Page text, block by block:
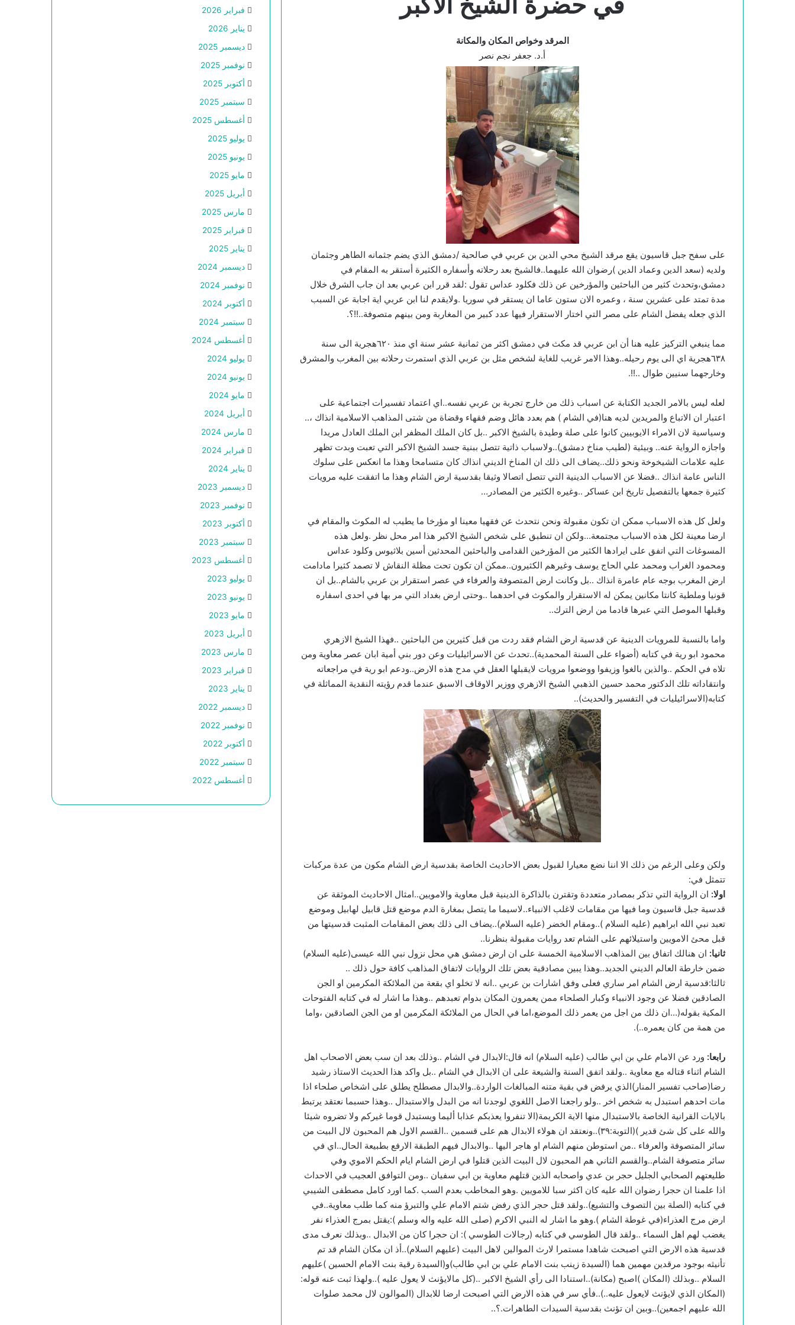
المرقد وخواص المكان والمكانة
أ.د. جعفر نجم نصر
على سفح جبل قاسيون يقع مرقد الشيخ محي الدين بن عربي في صالحية /دمشق الذي يضم جثمانه الطاهر وجثمان
ولديه (سعد الدين وعماد الدين )رضوان الله عليهما..فالشيخ بعد رحلاته وأسفاره الكثيرة أستقر به المقام في
دمشق،وتحدث كثير من الباحثين والمؤرخين عن ذلك فكلود عداس تقول :لقد قرر ابن عربي بعد ان جاب الشرق خلال
مدة تمتد على عشرين سنة ، وعمره الان ستون عاما ان يستقر في سوريا .ولايقدم لنا ابن عربي اية اجابة عن السبب
الذي جعله يفضل الشام على مصر التي اختار الاستقرار فيها عدد كبير من المغاربة ومن بينهم متصوفة..!!؟.
مما ينبغي التركيز عليه هنا أن ابن عربي قد مكث في دمشق اكثر من ثمانية عشر سنة اي منذ ٦٢٠هجرية الى سنة
٦٣٨هجرية اي الى يوم رحيله..وهذا الامر غريب للغاية لشخص مثل بن عربي الذي استمرت رحلاته بين المغرب والمشرق
وخارجهما سنيين طوال ..!!.
لعله ليس بالامر الجديد الكتابة عن اسباب ذلك من خارج تجربة بن عربي نفسه..اي اعتماد تفسيرات اجتماعية على
اعتبار ان الاتباع والمريدين لديه هنا(في الشام ) هم بعدد هائل وضم فقهاء وقضاة من شتى المذاهب الاسلامية انذاك ،..
وسياسية لان الامراء الايوبيين كانوا على صلة وطيدة بالشيخ الاكبر ..بل كان الملك المظفر ابن الملك العادل مريدا
واجازه الرواية عنه.. وبيئية (لطيب مناخ دمشق)..ولاسباب ذاتية تتصل ببنية جسد الشيخ الاكبر التي تعبت وبدت تظهر
عليه علامات الشيخوخة ونحو ذلك..يضاف الى ذلك ان المناخ الديني انذاك كان متسامحا وهذا ما انعكس على سلوك
الناس عامة انذاك ..فضلا عن الاسباب الدينية التي تتصل اتصالا وثيقا بقدسية ارض الشام وهذا ما اتفقت عليه مرويات
كثيرة جمعها بالتفصيل تاريخ ابن عساكر ..وغيره الكثير من المصادر…
ولعل كل هذه الاسباب ممكن ان تكون مقبولة ونحن نتحدث عن فقهيا معينا او مؤرخا ما يطيب له المكوث والمقام في
ارضا معينة لكل هذه الاسباب مجتمعة…ولكن ان تنطبق على شخص الشيخ الاكبر هذا امر محل نظر .ولعل هذه
المسوغات التي اتفق على ايرادها الكثير من المؤرخين القدامى والباحثين المحدثين أسين بلاثيوس وكلود عداس
ومحمود الغراب ومحمد علي الحاج يوسف وغيرهم الكثيرون..ممكن ان تكون تحت مظلة النقاش لا تصمد كثيرا مادامت
ارض المغرب بوجه عام عامرة انذاك ..بل وكانت ارض المتصوفة والعرفاء في عصر استقرار بن عربي بالشام..بل ان
قونيا وملطية كانتا مكانين يمكن له الاستقرار والمكوث في احدهما ..وحتى ارض بغداد التي مر بها في احدى اسفاره
وقبلها الموصل التي عبرها قادما من ارض الترك..
واما بالنسبة للمرويات الدينية عن قدسية ارض الشام فقد ردت من قبل كثيرين من الباحثين ..فهذا الشيخ الازهري
محمود ابو رية في كتابه (أضواء على السنة المحمدية)..تحدث عن الاسرائيليات وعن دور بني أمية ابان عصر معاوية ومن
تلاه في الحكم ..والذين بالغوا وزيفوا ووضعوا مرويات لايقبلها العقل في مدح هذه الارض..ودعم ابو رية في مراجعاته
وانتقاداته تلك الدكتور محمد حسين الذهبي الشيخ الازهري ووزير الاوقاف الاسبق عندما قدم رؤيته النقدية المماثلة في
كتابه(الاسرائيليات في التفسير والحديث)..
ولكن وعلى الرغم من ذلك الا اننا نضع معيارا لقبول بعض الاحاديث الخاصة بقدسية ارض الشام مكون من عدة مركبات
تتمثل في:
اولا: ان الرواية التي تذكر بمصادر متعددة وتقترن بالذاكرة الدينية قبل معاوية والامويين..امثال الاحاديث الموثقة عن
قدسية جبل قاسيون وما فيها من مقامات لاغلب الانبياء..لاسيما ما يتصل بمغارة الدم موضع قتل قابيل لهابيل وموضع
تعبد نبي الله ابراهيم (عليه السلام )..ومقام الخضر (عليه السلام)..يضاف الى ذلك بعض المقامات المثبت قدسيتها من
قبل محئ الامويين واستيلائهم على الشام تعد روايات مقبولة بنظرنا..
ثانيا: ان هنالك اتفاق بين المذاهب الاسلامية الخمسة على ان ارض دمشق هي محل نزول نبي الله عيسى(عليه السلام)
ضمن خارطة العالم الديني الجديد..وهذا يبين مصادقية بعض تلك الروايات لاتفاق المذاهب كافة حول ذلك ..
ثالثا:قدسية ارض الشام امر ساري فعلى وفق اشارات بن عربي ..انه لا تخلو اي بقعة من الملائكة المكرمين او الجن
الصادقين فضلا عن وجود الانبياء وكبار الصلحاء ممن يعمرون المكان بدوام تعبدهم ..وهذا ما اشار له في كتابه الفتوحات
المكية بقوله(…ان ذلك من اجل من يعمر ذلك الموضع،اما في الحال من الملائكة المكرمين او من الجن الصادقين ،واما
من همة من كان يعمره..).
رابعا: ورد عن الامام علي بن ابي طالب (عليه السلام) انه قال:الابدال في الشام ..وذلك بعد ان سب بعض الاصحاب اهل
الشام اثناء قتاله مع معاوية ..ولقد اتفق السنة والشيعة على ان الابدال في الشام ..بل واكد هذا الحديث الاستاذ رشيد
رضا(صاحب تفسير المنار)الذي يرفض في بقية متنه المبالغات الواردة..والابدال مصطلح يطلق على اشخاص صلحاء اذا
مات احدهم استبدل به شخص اخر ..ولو راجعنا الاصل اللغوي لوجدنا انه من البدل والاستبدال ..وهذا حسبما نعتقد يرتبط
بالايات القرانية الخاصة بالاستبدال منها الاية الكريمة(الا تنفروا يعذبكم عذابا أليما ويستبدل قوما غيركم ولا تضروه شيئا
والله على كل شئ قدير )(التوبة:٣٩)..ونعتقد ان هولاء الابدال هم على قسمين ..القسم الاول هم المحبون لال البيت من
سائر المتصوفة والعرفاء ..من استوطن منهم الشام او هاجر اليها ..والابدال فيهم الطبقة الارفع بطبيعة الحال..اي في
سائر متصوفة الشام..والقسم الثاني هم المحبون لال البيت الذين قتلوا في ارض الشام ايام الحكم الاموي وفي
طليعتهم الصحابي الجليل حجر بن عدي واصحابه الذين قتلهم معاوية بن ابي سفيان ..ومن التوافق العجيب في الاحداث
اذا علمنا ان حجرا رضوان الله عليه كان اكثر سبا للامويين .وهو المخاطب بعدم السب .كما اورد كامل مصطفى الشيبي
في كتابه (الصلة بين التصوف والتشيع)..ولقد قتل حجر الذي رفض شتم الامام علي والتبرؤ منه كما طلب معاوية..في
ارض مرج العذراء(في غوطة الشام ).وهو ما اشار له النبي الاكرم (صلى الله عليه واله وسلم ):يقتل بمرج العذراء نفر
يغضب لهم اهل السماء ..ولقد قال الطوسي في كتابه (رجالات الطوسي ): ان حجرا كان من الابدال ..وبذلك نعرف مدى
قدسية هذه الارض التي اصبحت شاهدا مستمرا لارث الموالين لاهل البيت (عليهم السلام)..أذ ان مكان الشام قد تم
تأنيثه بوجود مرقدين مهمين هما (السيدة زينب بنت الامام علي بن ابي طالب)و(السيدة رقية بنت الامام الحسين )عليهم
السلام ..وبذلك (المكان )اصبح (مكانة)..استنادا الى رأي الشيخ الاكبر ..(كل مالايؤنث لا يعول عليه )..ولهذا ثبت عنه قوله:
(المكان الذي لايؤنث لايعول عليه..)..فأي سر في هذه الارض التي اصبحت ارضا للابدال (الموالون لال محمد صلوات
الله عليهم اجمعين)..وبين ان تؤنث بقدسية السيدات الطاهرات.؟..
فبراير 2026
يناير 2026
ديسمبر 2025
نوفمبر 2025
أكتوبر 2025
سبتمبر 2025
أغسطس 2025
يوليو 2025
يونيو 2025
مايو 2025
أبريل 2025
مارس 2025
فبراير 2025
يناير 2025
ديسمبر 2024
نوفمبر 2024
أكتوبر 2024
سبتمبر 2024
أغسطس 2024
يوليو 2024
يونيو 2024
مايو 2024
أبريل 2024
مارس 2024
فبراير 2024
يناير 2024
ديسمبر 2023
نوفمبر 2023
أكتوبر 2023
سبتمبر 2023
أغسطس 2023
يوليو 2023
يونيو 2023
مايو 2023
أبريل 2023
مارس 2023
فبراير 2023
يناير 2023
ديسمبر 2022
نوفمبر 2022
أكتوبر 2022
سبتمبر 2022
أغسطس 2022